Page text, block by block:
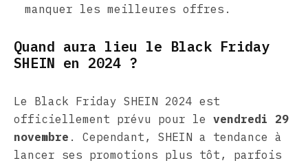
manquer les meilleures offres.
Quand aura lieu le Black Friday
SHEIN en 2024 ?
Le Black Friday SHEIN 2024 est
officiellement prévu pour le vendredi 29
novembre . Cependant, SHEIN a tendance à
lancer ses promotions plus tôt, parfois